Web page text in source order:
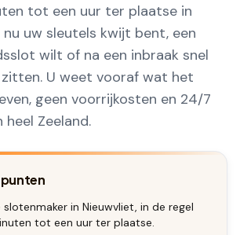
tot een uur ter plaatse in
uw sleutels kwijt bent, een
wilt of na een inbraak snel
U weet vooraf wat het
geen voorrijkosten en 24/7
Zeeland.
in Nieuwvliet, in de regel
tot een uur ter plaatse.